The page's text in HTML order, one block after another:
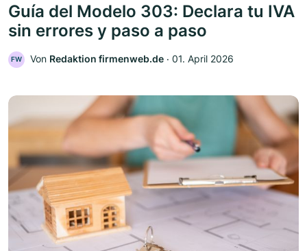
Guía del Modelo 303: Declara tu IVA
sin errores y paso a paso
FW Von Redaktion firmenweb.de ‧ 01. April 2026